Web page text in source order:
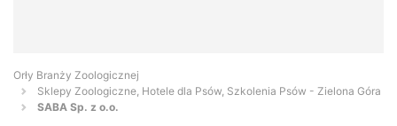
Orły Branży Zoologicznej
Sklepy Zoologiczne, Hotele dla Psów, Szkolenia Psów - Zielona Góra
SABA Sp. z o.o.